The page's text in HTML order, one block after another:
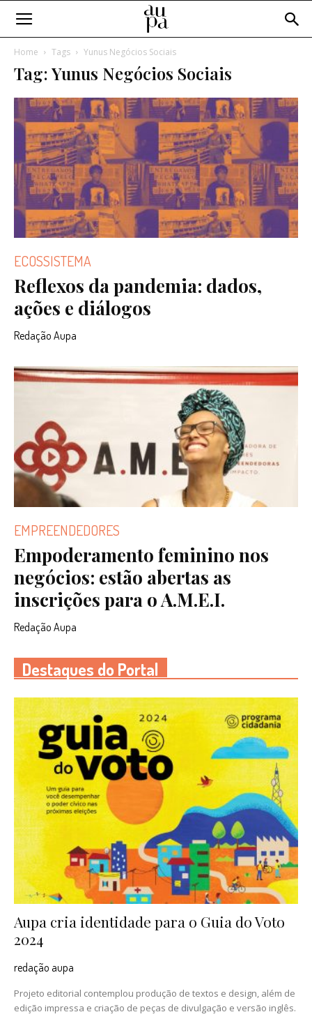
Home Tags Yunus Negócios Sociais
Tag: Yunus Negócios Sociais
ECOSSISTEMA
Reflexos da pandemia: dados,
ações e diálogos
Redação Aupa
EMPREENDEDORES
Empoderamento feminino nos
negócios: estão abertas as
inscrições para o A.M.E.I.
Redação Aupa
Destaques do Portal
Aupa cria identidade para o Guia do Voto
2024
redação aupa
Projeto editorial contemplou produção de textos e design, além de
edição impressa e criação de peças de divulgação e versão inglês.